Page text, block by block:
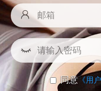
同意《用